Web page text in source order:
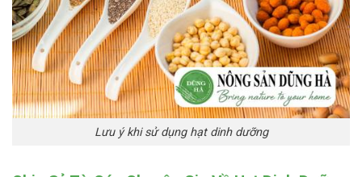
Lưu ý khi sử dụng hạt dinh dưỡng